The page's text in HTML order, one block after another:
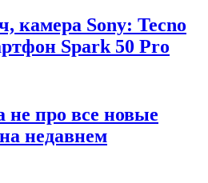
камера Sony: Tecno
Spark 50 Pro
не про все новые
недавнем